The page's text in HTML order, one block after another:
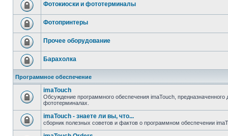
Фотокиоски и фототерминалы
Фотопринтеры
Прочее оборудование
Барахолка
Программное обеспечение
imaTouch
Обсуждение программного обеспечения imaTouch, предназначенного
фототерминалах.
imaTouch - знаете ли вы, что...
сборник полезных советов и фактов о программном обеспечении